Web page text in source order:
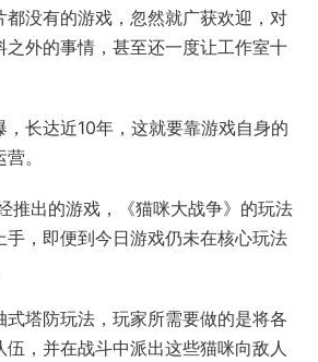
都没有的游戏，忽然就广获欢迎，对
之外的事情，甚至还一度让工作室十
长达近10年，这就要靠游戏自身的
。
推出的游戏，《猫咪大战争》的玩法
手，即便到今日游戏仍未在核心玩法
式塔防玩法，玩家所需要做的是将各
，并在战斗中派出这些猫咪向敌人